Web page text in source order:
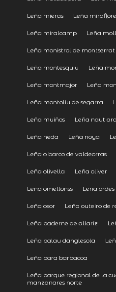
Leña mieras Leña
Leña miralcamp Leña
Leña monistrol de montserrat
Leña montesquiu Leña
Leña montmajor Leña
Leña montoliu de segarra
Leña muíños Leña naut
Leña neda Leña noya
Leña o barco de valdeorras
Leña olivella Leña oliver
Leña omellonss Leña ordes
Leña osor Leña outeiro de
Leña paderne de allariz
Leña palau danglesola
Leña para barbacoa
Leña parque regional de la
manzanares norte